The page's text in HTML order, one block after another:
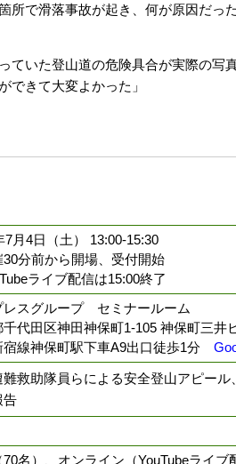
所で滑落事故が起き、何が原因だっ
ていた登山道の危険具合が実際の写
できて大変よかった」
7月4日（土） 13:00-15:30
分前から開場、受付開始
ライブ配信は15:00終了
レスグループ セミナールーム
代田区神田神保町1-105 神保町三井
宿線神保町駅下車A9出口徒歩1分
難救助隊員らによる安全登山アピー
告
名）、オンライン（YouTubeライブ